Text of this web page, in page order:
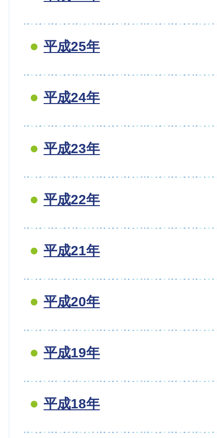
平成25年
平成24年
平成23年
平成22年
平成21年
平成20年
平成19年
平成18年